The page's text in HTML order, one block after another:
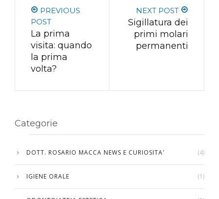
PREVIOUS
POST
La prima
visita: quando
la prima
volta?
NEXT POST
Sigillatura dei
primi molari
permanenti
Categorie
DOTT. ROSARIO MACCA NEWS E CURIOSITA' (4)
IGIENE ORALE (1)